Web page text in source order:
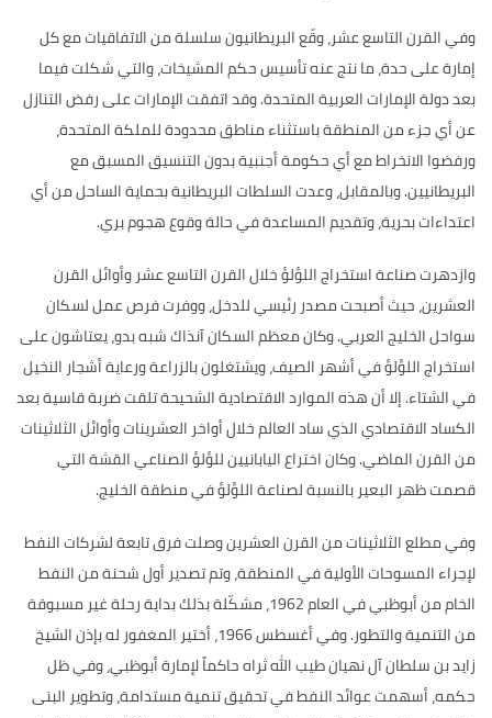
وفي القرن التاسع عشر، وقّع البريطانيون سلسلة من الاتفاقيات مع كل
إمارة على حدة، ما نتج عنه تأسيس حكم المشيخات، والتي شكلت فيما
بعد دولة الإمارات العربية المتحدة.وقد اتفقت الإمارات على رفض التنازل
عن أي جزء من المنطقة باستثناء مناطق محدودة للملكة المتحدة،
ورفضوا الانخراط مع أي حكومة أجنبية بدون التنسيق المسبق مع
البريطانيين.وبالمقابل، وعدت السلطات البريطانية بحماية الساحل من أي
اعتداءات بحرية، وتقديم المساعدة في حالة وقوع هجوم بري.
وازدهرت صناعة استخراج اللؤلؤ خلال القرن التاسع عشر وأوائل القرن
العشرين، حيث أصبحت مصدر رئيسي للدخل، ووفرت فرص عمل لسكان
سواحل الخليج العربي.وكان معظم السكان آنذاك شبه بدو، يعتاشون على
استخراج اللؤلؤ في أشهر الصيف، ويشتغلون بالزراعة ورعاية أشجار النخيل
في الشتاء.إلا أن هذه الموارد الاقتصادية الشحيحة تلقت ضربة قاسية بعد
الكساد الاقتصادي الذي ساد العالم خلال أواخر العشرينات وأوائل الثلاثينات
من القرن الماضي.وكان اختراع اليابانيين للؤلؤ الصناعي القشة التي
قصمت ظهر البعير بالنسبة لصناعة اللؤلؤ في منطقة الخليج.
وفي مطلع الثلاثينات من القرن العشرين وصلت فرق تابعة لشركات النفط
لإجراء المسوحات الأولية في المنطقة، وتم تصدير أول شحنة من النفط
الخام من أبوظبي في العام1962، مشكّلة بذلك بداية رحلة غير مسبوقة
من التنمية والتطور.وفي أغسطس1966، أختير المغفور له بإذن الشيخ
زايد بن سلطان آل نهيان طيب الله ثراه حاكماً لإمارة أبوظبي، وفي ظل
حكمه، أسهمت عوائد النفط في تحقيق تنمية مستدامة، وتطوير البنى